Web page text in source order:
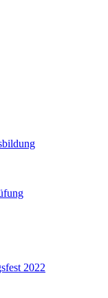
2022